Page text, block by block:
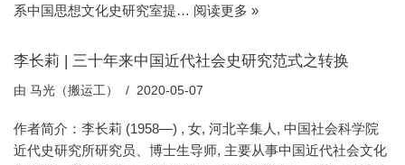
系中国思想文化史研究室提… 阅读更多 »
李长莉 | 三十年来中国近代社会史研究范式之转换
由 马光（搬运工） 2020-05-07
作者简介：李长莉 (1958—) , 女, 河北辛集人, 中国社会科学院
近代史研究所研究员、博士生导师, 主要从事中国近代社会文化